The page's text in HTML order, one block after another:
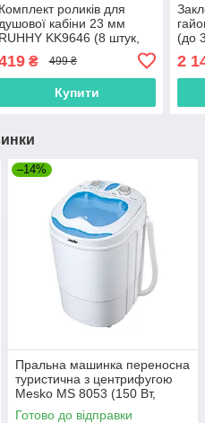
Комплект роликів для
душової кабіни 23 мм
RUHHY KK9646 (8 штук,
хромовані, універсальні)
₴ 499 ₴
Купити
(до
2
–14%
Пральна машинка переносна
туристична з центрифугою
Mesko MS 8053 (150 Вт,
Польща)
Готово до відправки